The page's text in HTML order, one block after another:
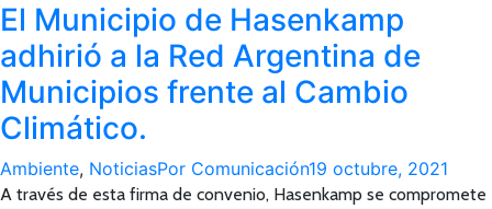
El Municipio de Hasenkamp
adhirió a la Red Argentina de
Municipios frente al Cambio
Climático.
Ambiente, NoticiasPor Comunicación19 octubre, 2021
A través de esta firma de convenio, Hasenkamp se compromete